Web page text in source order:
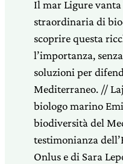
Il mar Ligure
straordinaria di
scoprire questa
l’importanza,
soluzioni per
Mediterraneo. //
biologo marino
biodiversità del
testimonianza
Onlus e di Sara